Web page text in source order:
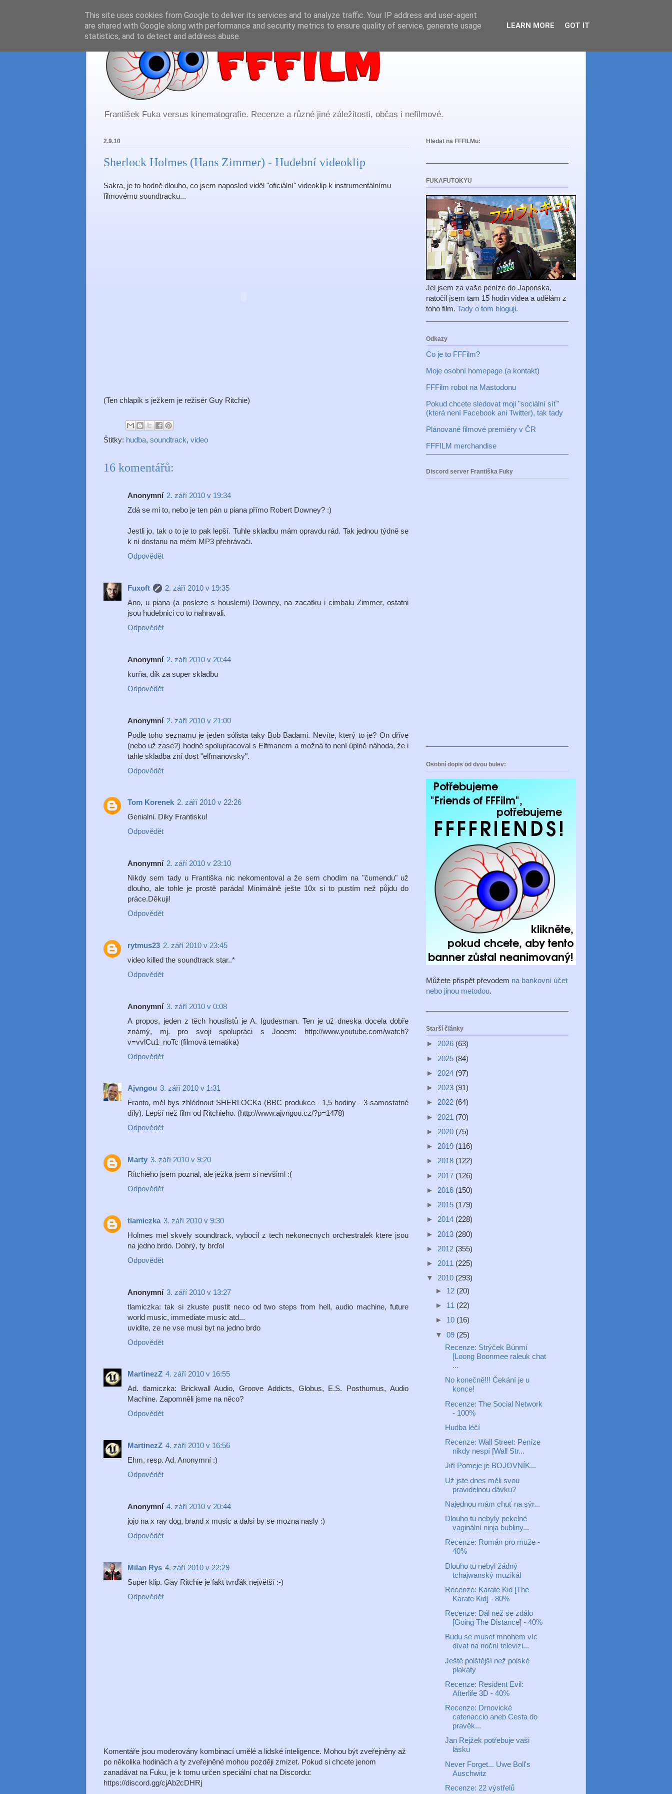
František Fuka versus kinematografie. Recenze a různé jiné záležitosti, občas i nefilmové.
2.9.10
Sherlock Holmes (Hans Zimmer) - Hudební videoklip
Sakra, je to hodně dlouho, co jsem naposled viděl "oficiální" videoklip k instrumentálnímu
filmovému soundtracku...
(Ten chlapík s ježkem je režisér Guy Ritchie)
Štitky: hudba, soundtrack, video
16 komentářů:
Anonymní 2. září 2010 v 19:34
Zdá se mi to, nebo je ten pán u piana přímo Robert Downey? :)
Jestli jo, tak o to je to pak lepší. Tuhle skladbu mám opravdu rád. Tak jednou týdně se
k ní dostanu na mém MP3 přehrávači.
Odpovědět
Fuxoft
2. září 2010 v 19:35
Ano, u piana (a posleze s houslemi) Downey, na zacatku i cimbalu Zimmer, ostatni
jsou hudebnici co to nahravali.
Odpovědět
Anonymní 2. září 2010 v 20:44
kurňa, dík za super skladbu
Odpovědět
Anonymní 2. září 2010 v 21:00
Podle toho seznamu je jeden sólista taky Bob Badami. Nevíte, který to je? On dříve
(nebo už zase?) hodně spolupracoval s Elfmanem a možná to není úplně náhoda, že i
tahle skladba zní dost "elfmanovsky".
Odpovědět
Tom Korenek 2. září 2010 v 22:26
Genialni. Diky Frantisku!
Odpovědět
Anonymní 2. září 2010 v 23:10
Nikdy sem tady u Františka nic nekomentoval a že sem chodím na "čumendu" už
dlouho, ale tohle je prostě paráda! Minimálně ješte 10x si to pustím než půjdu do
práce.Děkuji!
Odpovědět
rytmus23 2. září 2010 v 23:45
video killed the soundtrack star..*
Odpovědět
Anonymní 3. září 2010 v 0:08
A propos, jeden z těch houslistů je A. Igudesman. Ten je už dneska docela dobře
známý, mj. pro svoji spolupráci s Jooem: http://www.youtube.com/watch?
v=vvlCu1_noTc (filmová tematika)
Odpovědět
Ajvngou 3. září 2010 v 1:31
Franto, měl bys zhlédnout SHERLOCKa (BBC produkce - 1,5 hodiny - 3 samostatné
díly). Lepší než film od Ritchieho. (http://www.ajvngou.cz/?p=1478)
Odpovědět
Marty 3. září 2010 v 9:20
Ritchieho jsem poznal, ale ježka jsem si nevšiml :(
Odpovědět
tlamiczka 3. září 2010 v 9:30
Holmes mel skvely soundtrack, vybocil z tech nekonecnych orchestralek ktere jsou
na jedno brdo. Dobrý, ty brďo!
Odpovědět
Anonymní 3. září 2010 v 13:27
tlamiczka: tak si zkuste pustit neco od two steps from hell, audio machine, future
world music, immediate music atd...
uvidite, ze ne vse musi byt na jedno brdo
Odpovědět
MartinezZ 4. září 2010 v 16:55
Ad. tlamiczka: Brickwall Audio, Groove Addicts, Globus, E.S. Posthumus, Audio
Machine. Zapomněli jsme na něco?
Odpovědět
MartinezZ 4. září 2010 v 16:56
Ehm, resp. Ad. Anonymní :)
Odpovědět
Anonymní 4. září 2010 v 20:44
jojo na x ray dog, brand x music a dalsi by se mozna nasly :)
Odpovědět
Milan Rys 4. září 2010 v 22:29
Super klip. Gay Ritchie je fakt tvrďák největší :-)
Odpovědět
Komentáře jsou moderovány kombinací umělé a lidské inteligence. Mohou být zveřejněny až
po několika hodinách a ty zveřejněné mohou později zmizet. Pokud si chcete jenom
zanadávat na Fuku, je k tomu určen speciální chat na Discordu:
https://discord.gg/cjAb2cDHRj
Hledat na FFFILMu:
FUKAFUTOKYU
Jel jsem za vaše peníze do Japonska,
natočil jsem tam 15 hodin videa a udělám z
toho film. Tady o tom bloguji.
Odkazy
Co je to FFFilm?
Moje osobní homepage (a kontakt)
FFFilm robot na Mastodonu
Pokud chcete sledovat moji "sociální síť"
(která není Facebook ani Twitter), tak tady
Plánované filmové premiéry v ČR
FFFILM merchandise
Discord server Františka Fuky
Osobní dopis od dvou bulev:
Můžete přispět převodem na bankovní účet
nebo jinou metodou.
Starší články
► 2026 (63)
► 2025 (84)
► 2024 (97)
► 2023 (91)
► 2022 (64)
► 2021 (70)
► 2020 (75)
► 2019 (116)
► 2018 (122)
► 2017 (126)
► 2016 (150)
► 2015 (179)
► 2014 (228)
► 2013 (280)
► 2012 (355)
► 2011 (225)
▼ 2010 (293)
► 12 (20)
► 11 (22)
► 10 (16)
▼ 09 (25)
Recenze: Strýček Búnmí
[Loong Boonmee raleuk chat
...
No konečně!!! Čekání je u
konce!
Recenze: The Social Network
- 100%
Hudba léčí
Recenze: Wall Street: Peníze
nikdy nespí [Wall Str...
Jiří Pomeje je BOJOVNÍK...
Už jste dnes měli svou
pravidelnou dávku?
Najednou mám chuť na sýr...
Dlouho tu nebyly pekelné
vaginální ninja bubliny...
Recenze: Román pro muže -
40%
Dlouho tu nebyl žádný
tchajwanský muzikál
Recenze: Karate Kid [The
Karate Kid] - 80%
Recenze: Dál než se zdálo
[Going The Distance] - 40%
Budu se muset mnohem víc
dívat na noční televizi...
Ještě polštější než polské
plakáty
Recenze: Resident Evil:
Afterlife 3D - 40%
Recenze: Drnovické
catenaccio aneb Cesta do
pravěk...
Jan Rejžek potřebuje vaši
lásku
Never Forget... Uwe Boll's
Auschwitz
Recenze: 22 výstřelů
This site uses cookies from Google to deliver its services and to analyze traffic. Your IP address and user-agent
are shared with Google along with performance and security metrics to ensure quality of service, generate usage
statistics, and to detect and address abuse.
LEARN MORE GOT IT